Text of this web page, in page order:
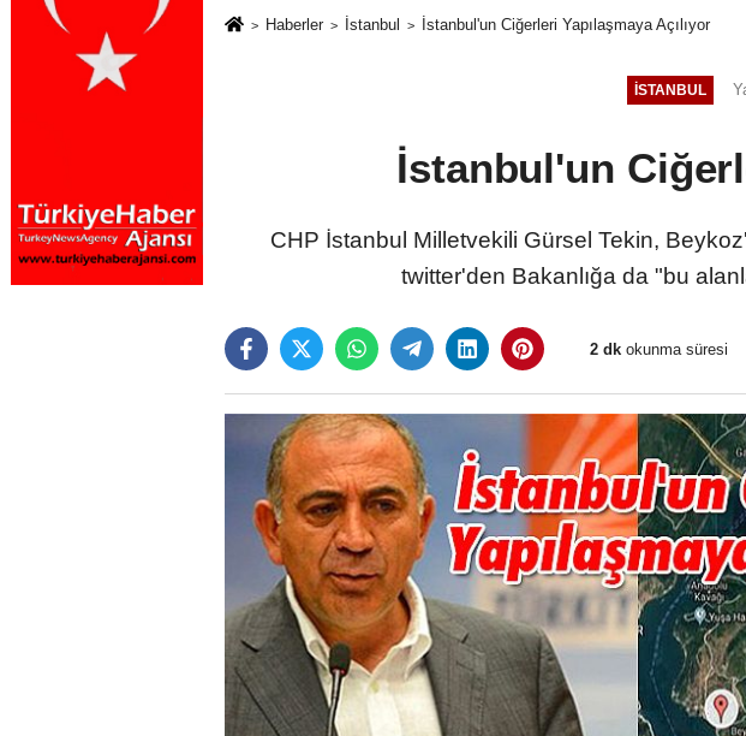
Haberler İstanbul İstanbul'un Ciğerleri Yapılaşmaya Açılıyor
İSTANBUL
İstanbul'un
CHP İstanbul Milletvekili Gürsel Tekin,
twitter'den Bakanlığa da "bu
2 dk okunma süresi